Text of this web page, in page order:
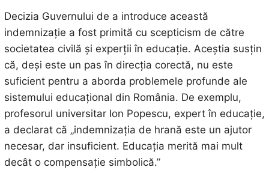
Decizia Guvernului de a introduce această
indemnizație a fost primită cu scepticism de către
societatea civilă și experții în educație. Aceștia susțin
că, deși este un pas în direcția corectă, nu este
suficient pentru a aborda problemele profunde ale
sistemului educațional din România. De exemplu,
profesorul universitar Ion Popescu, expert în educație,
a declarat că „indemnizația de hrană este un ajutor
necesar, dar insuficient. Educația merită mai mult
decât o compensație simbolică.”